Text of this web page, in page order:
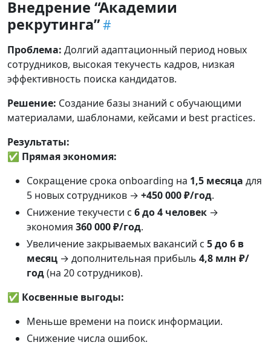
Внедрение “Академии
рекрутинга”
Проблема: Долгий адаптационный период новых
сотрудников, высокая текучесть кадров, низкая
эффективность поиска кандидатов.
Решение: Создание базы знаний с обучающими
материалами, шаблонами, кейсами и best practices.
Результаты:
✅ Прямая экономия:
Сокращение срока onboarding на 1,5 месяца для
5 новых сотрудников → +450 000 ₽/год.
Снижение текучести с 6 до 4 человек →
экономия 360 000 ₽/год.
Увеличение закрываемых вакансий с 5 до 6 в
месяц → дополнительная прибыль 4,8 млн ₽/
год(на 20 сотрудников).
✅ Косвенные выгоды:
Меньше времени на поиск информации.
Снижение числа ошибок.